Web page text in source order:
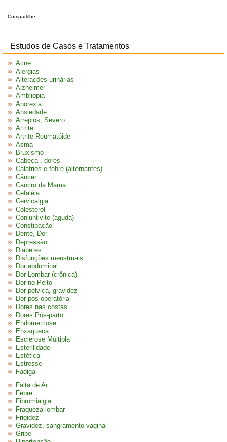
Compartilhe:
Estudos de Casos e Tratamentos
Acne
Alergias
Alterações urinárias
Alzheimer
Ambliopia
Anorexia
Ansiedade
Arrepios, Severo
Artrite
Artrite Reumatóide
Asma
Bruxismo
Cabeça , dores
Calafrios e febre (alternantes)
Câncer
Cancro da Mama
Cefaléia
Cervicalgia
Colesterol
Conjuntivite (aguda)
Constipação
Dente, Dor
Depressão
Diabetes
Disfunções menstruais
Dor abdominal
Dor Lombar (crônica)
Dor no Peito
Dor pélvica, gravidez
Dor pós operatória
Dores nas costas
Dores Pós-parto
Endometriose
Enxaqueca
Esclerose Múltipla
Esterilidade
Estética
Estresse
Fadiga
Falta de Ar
Febre
Fibromialgia
Fraqueza lombar
Frigidez
Gravidez, sangramento vaginal
Gripe